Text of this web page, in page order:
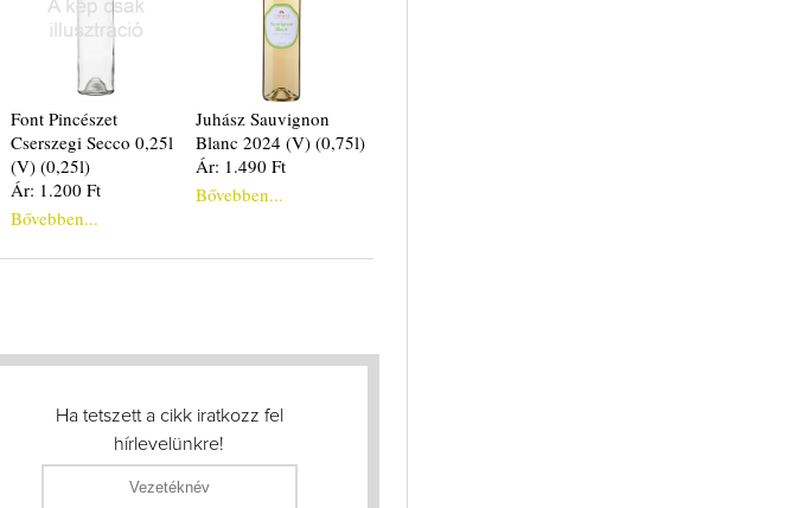
Font Pincészet
Cserszegi Secco 0,25l
(V) (0,25l)
Ár: 1.200 Ft
Bővebben...
Juhász Sauvignon
Blanc 2024 (V) (0,75l)
Ár: 1.490 Ft
Bővebben...
Ha tetszett a cikk iratkozz fel
hírlevelünkre!